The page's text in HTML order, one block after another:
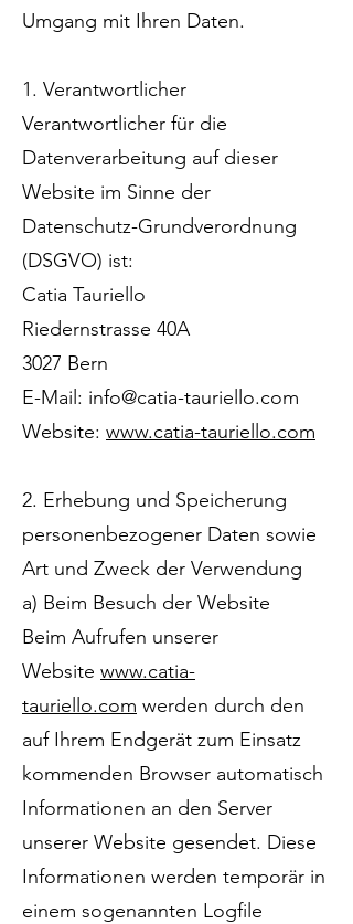
Umgang mit Ihren Daten.
1. Verantwortlicher
Verantwortlicher für die
Datenverarbeitung auf dieser
Website im Sinne der
Datenschutz-Grundverordnung
(DSGVO) ist:
Catia Tauriello
Riedernstrasse 40A
3027 Bern
E-Mail: info@catia-tauriello.com
Website: www.catia-tauriello.com
2. Erhebung und Speicherung
personenbezogener Daten sowie
Art und Zweck der Verwendung
a) Beim Besuch der Website
Beim Aufrufen unserer
Website www.catia-
tauriello.com werden durch den
auf Ihrem Endgerät zum Einsatz
kommenden Browser automatisch
Informationen an den Server
unserer Website gesendet. Diese
Informationen werden temporär in
einem sogenannten Logfile